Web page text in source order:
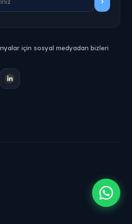
için sosyal medyadan bizleri